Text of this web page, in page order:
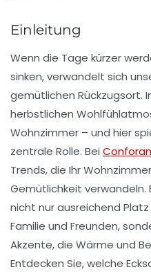
Einleitung
Wenn die Tage kürzer
sinken, verwandelt sich
gemütlichen Rückzugsort.
herbstlichen
Wohnzimmer – und hier
zentrale Rolle. Bei
Trends, die Ihr
Gemütlichkeit verwandeln.
nicht nur ausreichend
Familie und Freunden,
Akzente, die Wärme und
Entdecken Sie, welche